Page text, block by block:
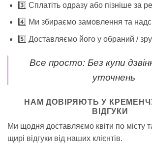
3️⃣ Сплатіть одразу або пізніше за
4️⃣ Ми збираємо замовлення та
5️⃣ Доставляємо його у обраний /
Все просто: Без купи
уточнень
НАМ ДОВІРЯЮТЬ У КРЕМЕНЧУЦІ
ВІДГУКИ
Ми щодня доставляємо квіти по місту
щирі відгуки від наших клієнтів.